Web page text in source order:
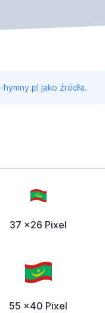
jako źródła.
37 x26 Pixel
55 x40 Pixel